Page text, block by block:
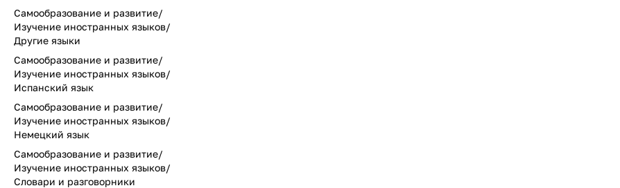
Самообразование и развитие/
Изучение иностранных языков/
Другие языки
Самообразование и развитие/
Изучение иностранных языков/
Испанский язык
Самообразование и развитие/
Изучение иностранных языков/
Немецкий язык
Самообразование и развитие/
Изучение иностранных языков/
Словари и разговорники